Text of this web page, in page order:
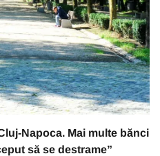
Napoca. Mai multe bănci
să se destrame”